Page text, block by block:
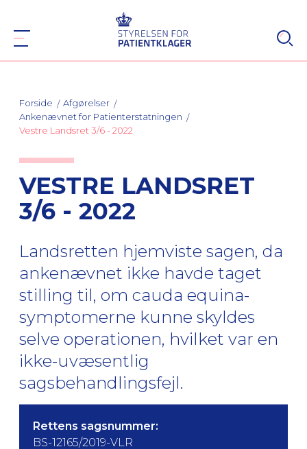
Forside
Afgørelser
Ankenævnet for Patienterstatningen
Vestre Landsret 3/6 - 2022
VESTRE LANDSRET
3/6 - 2022
Landsretten hjemviste sagen, da
ankenævnet ikke havde taget
stilling til, om cauda equina-
symptomerne kunne skyldes
selve operationen, hvilket var en
ikke-uvæsentlig
sagsbehandlingsfejl.
Rettens sagsnummer:
BS-12165/2019-VLR